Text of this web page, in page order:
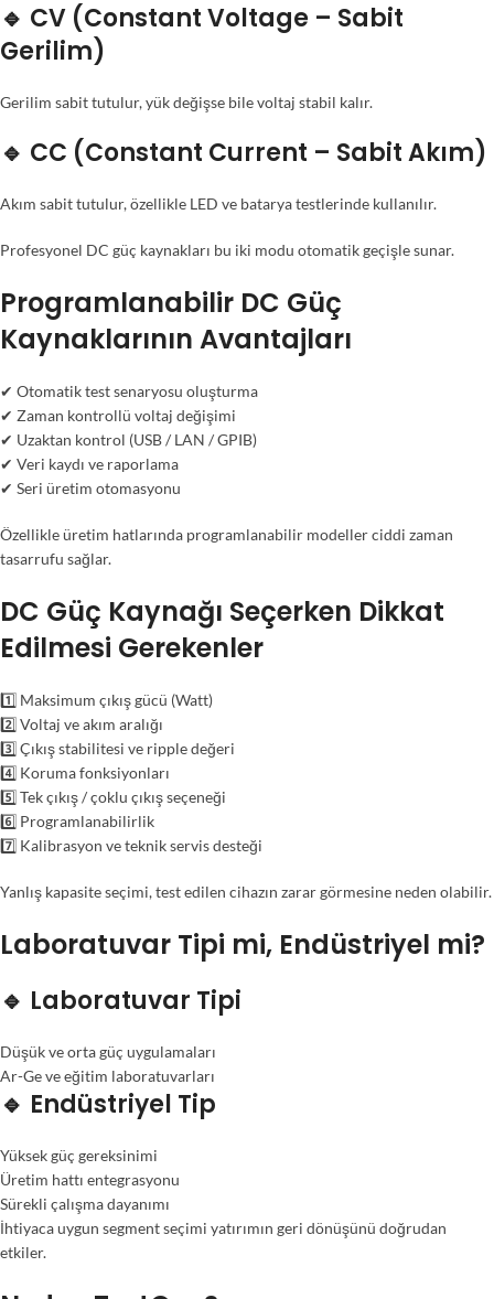
🔹 CV (Constant Voltage – Sabit
Gerilim)
Gerilim sabit tutulur, yük değişse bile voltaj stabil kalır.
🔹 CC (Constant Current – Sabit Akım)
Akım sabit tutulur, özellikle LED ve batarya testlerinde kullanılır.
Profesyonel DC güç kaynakları bu iki modu otomatik geçişle sunar.
Programlanabilir DC Güç
Kaynaklarının Avantajları
✔ Otomatik test senaryosu oluşturma
✔ Zaman kontrollü voltaj değişimi
✔ Uzaktan kontrol (USB / LAN / GPIB)
✔ Veri kaydı ve raporlama
✔ Seri üretim otomasyonu
Özellikle üretim hatlarında programlanabilir modeller ciddi zaman
tasarrufu sağlar.
DC Güç Kaynağı Seçerken Dikkat
Edilmesi Gerekenler
1️⃣ Maksimum çıkış gücü (Watt)
2️⃣ Voltaj ve akım aralığı
3️⃣ Çıkış stabilitesi ve ripple değeri
4️⃣ Koruma fonksiyonları
5️⃣ Tek çıkış / çoklu çıkış seçeneği
6️⃣ Programlanabilirlik
7️⃣ Kalibrasyon ve teknik servis desteği
Yanlış kapasite seçimi, test edilen cihazın zarar görmesine neden olabilir.
Laboratuvar Tipi mi, Endüstriyel mi?
🔹 Laboratuvar Tipi
Düşük ve orta güç uygulamaları
Ar-Ge ve eğitim laboratuvarları
🔹 Endüstriyel Tip
Yüksek güç gereksinimi
Üretim hattı entegrasyonu
Sürekli çalışma dayanımı
İhtiyaca uygun segment seçimi yatırımın geri dönüşünü doğrudan
etkiler.